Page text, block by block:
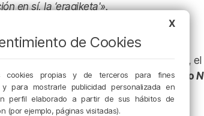
en sí, la ‘eragiketa'».
de porciones o de la hora. En euskera, el
ysigue la declinación del caso
X
de Cookies
cookies propias y de terceros para fines
y para mostrarle publicidad personalizada en
perfil elaborado a partir de sus hábitos de
(por ejemplo, páginas visitadas).